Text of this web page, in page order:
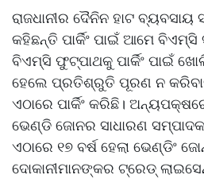
ରାଜଧାନୀର ଦୈନିନ ହାଟ
କହିଛନ୍ତି ପାର୍କିଂ ପାଇଁ ଆମେ
ବିଏମ୍‌‌ସି ଫୁଟ୍‌‌ପାଥକୁ ପାର୍କିଂ ପାଇଁ
ହେଲେ ପ୍ରତିଶ୍ରୁତି ପୂରଣ ନ
ଏଠାରେ ପାର୍କିଂ କରିଛି।
ଭେଣ୍ଡି ଜୋନର ସାଧାରଣ
ଏଠାରେ ୧୭ ବର୍ଷ ହେଲା ଭେଣ୍ଡିଂ
ଦୋକାନୀମାନଙ୍କର ଟ୍ରେଡ୍‌‌